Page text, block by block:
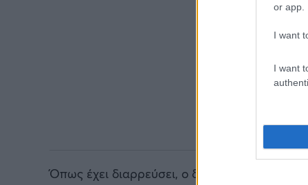
or app.
I want
I want
Όπως έχει διαρρεύσει, ο διάσημος